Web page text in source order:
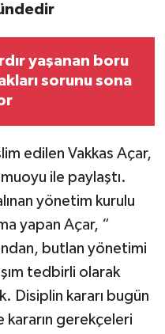
yaşanan boru
sorunu sona
edilen Vakkas Açar,
ile paylaştı.
yönetim kurulu
yapan Açar, “
butlan yönetimi
tedbirli olarak
Disiplin kararı bugün
kararın gerekçeleri